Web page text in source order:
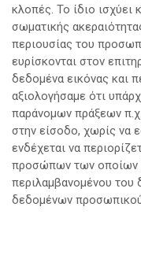
κλοπές. Το ίδιο ισχύει
σωματικής
περιουσίας του
ευρίσκονται στον
δεδομένα εικόνας και
αξιολογήσαμε ότι
παράνομων πράξεων
στην είσοδο, χωρίς να
ενδέχεται να
προσώπων των οποίων
περιλαμβανομένου
δεδομένων